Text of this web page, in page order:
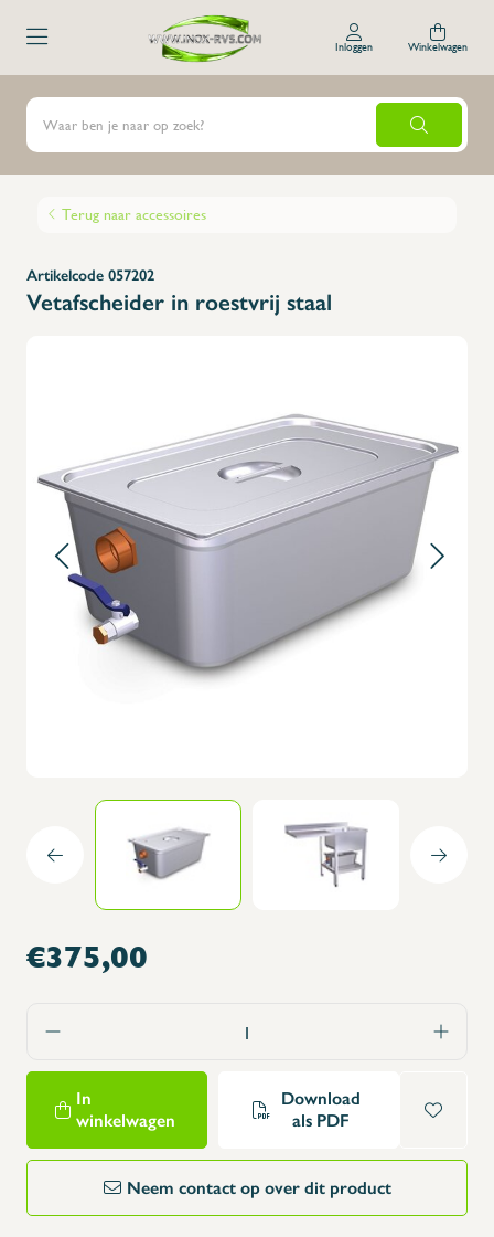
Inloggen Winkelwagen
Terug naar accessoires
Artikelcode 057202
Vetafscheider in roestvrij staal
€375,00
In
winkelwagen
Download
als PDF
Neem contact op over dit product